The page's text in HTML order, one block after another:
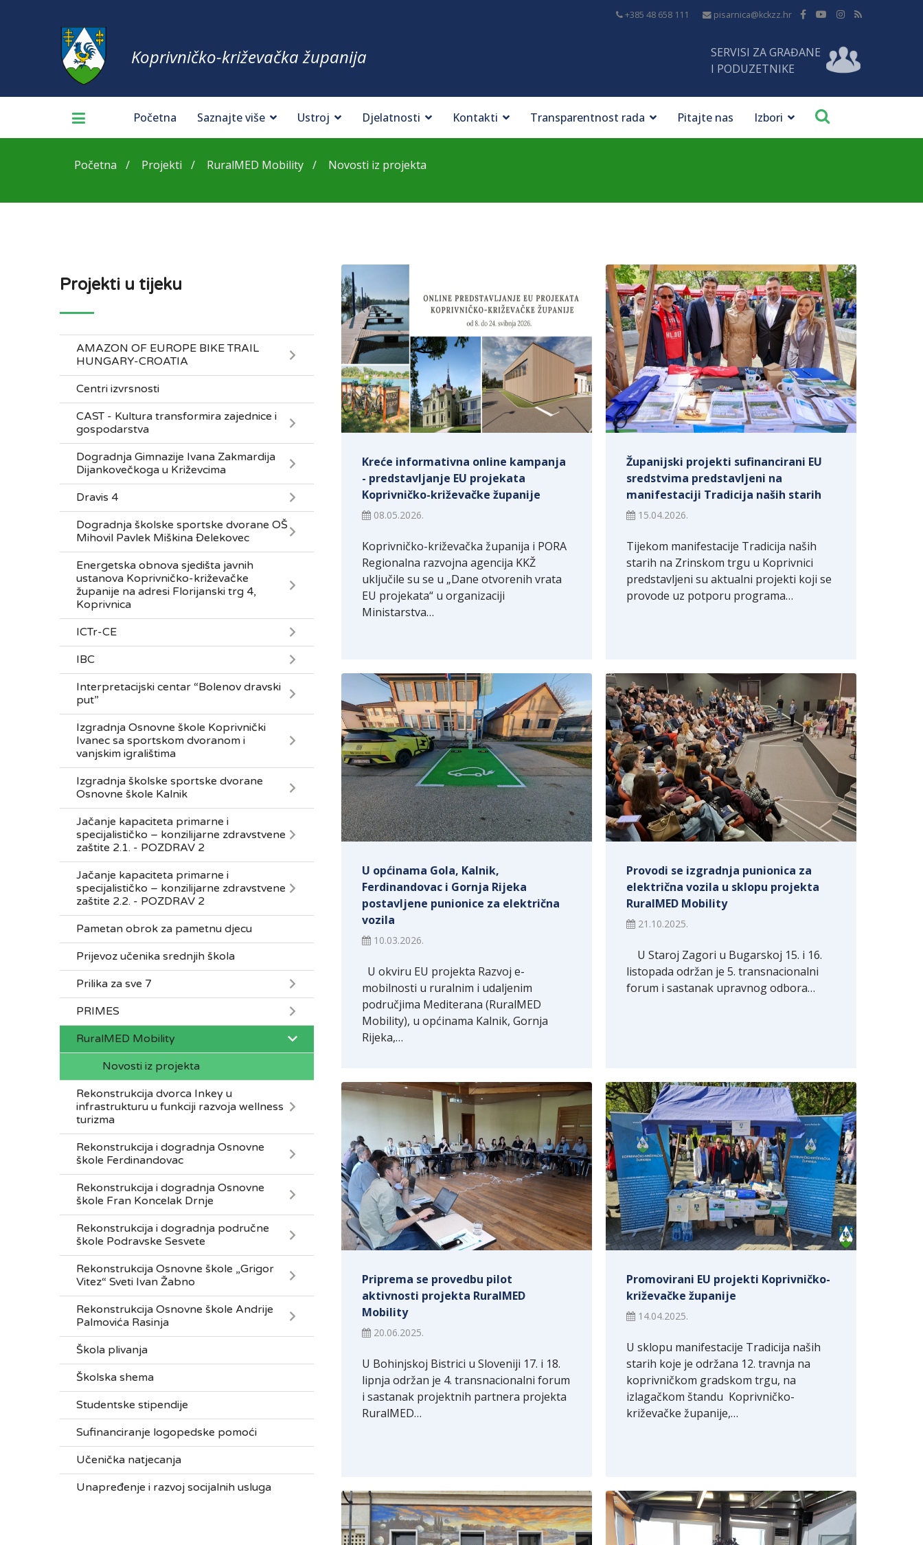
+385 48 658 111 pisarnica@kckzz.hr
Koprivničko-križevačka županija
SERVISI ZA GRAĐANE
I PODUZETNIKE
Početna Saznajte više Ustroj Djelatnosti Kontakti Transparentnost rada Pitajte nas Izbori
Početna Projekti RuralMED Mobility Novosti iz projekta
Projekti u tijeku
AMAZON OF EUROPE BIKE TRAIL
HUNGARY-CROATIA
Centri izvrsnosti
CAST - Kultura transformira zajednice i
gospodarstva
Dogradnja Gimnazije Ivana Zakmardija
Dijankovečkoga u Križevcima
Dravis 4
Dogradnja školske sportske dvorane OŠ
Mihovil Pavlek Miškina Đelekovec
Energetska obnova sjedišta javnih
ustanova Koprivničko-križevačke
županije na adresi Florijanski trg 4,
Koprivnica
ICTr-CE
IBC
Interpretacijski centar “Bolenov dravski
put”
Izgradnja Osnovne škole Koprivnički
Ivanec sa sportskom dvoranom i
vanjskim igralištima
Izgradnja školske sportske dvorane
Osnovne škole Kalnik
Jačanje kapaciteta primarne i
specijalističko – konzilijarne zdravstvene
zaštite 2.1. - POZDRAV 2
Jačanje kapaciteta primarne i
specijalističko – konzilijarne zdravstvene
zaštite 2.2. - POZDRAV 2
Pametan obrok za pametnu djecu
Prijevoz učenika srednjih škola
Prilika za sve 7
PRIMES
RuralMED Mobility
Novosti iz projekta
Rekonstrukcija dvorca Inkey u
infrastrukturu u funkciji razvoja wellness
turizma
Rekonstrukcija i dogradnja Osnovne
škole Ferdinandovac
Rekonstrukcija i dogradnja Osnovne
škole Fran Koncelak Drnje
Rekonstrukcija i dogradnja područne
škole Podravske Sesvete
Rekonstrukcija Osnovne škole „Grigor
Vitez“ Sveti Ivan Žabno
Rekonstrukcija Osnovne škole Andrije
Palmovića Rasinja
Škola plivanja
Školska shema
Studentske stipendije
Sufinanciranje logopedske pomoći
Učenička natjecanja
Unapređenje i razvoj socijalnih usluga
Kreće informativna online kampanja
- predstavljanje EU projekata
Koprivničko-križevačke županije
08.05.2026.
Koprivničko-križevačka županija i PORA
Regionalna razvojna agencija KKŽ
uključile su se u „Dane otvorenih vrata
EU projekata“ u organizaciji
Ministarstva…
Županijski projekti sufinancirani EU
sredstvima predstavljeni na
manifestaciji Tradicija naših starih
15.04.2026.
Tijekom manifestacije Tradicija naših
starih na Zrinskom trgu u Koprivnici
predstavljeni su aktualni projekti koji se
provode uz potporu programa…
U općinama Gola, Kalnik,
Ferdinandovac i Gornja Rijeka
postavljene punionice za električna
vozila
10.03.2026.
U okviru EU projekta Razvoj e-
mobilnosti u ruralnim i udaljenim
područjima Mediterana (RuralMED
Mobility), u općinama Kalnik, Gornja
Rijeka,…
Provodi se izgradnja punionica za
električna vozila u sklopu projekta
RuralMED Mobility
21.10.2025.
U Staroj Zagori u Bugarskoj 15. i 16.
listopada održan je 5. transnacionalni
forum i sastanak upravnog odbora…
Priprema se provedbu pilot
aktivnosti projekta RuralMED
Mobility
20.06.2025.
U Bohinjskoj Bistrici u Sloveniji 17. i 18.
lipnja održan je 4. transnacionalni forum
i sastanak projektnih partnera projekta
RuralMED…
Promovirani EU projekti Koprivničko-
križevačke županije
14.04.2025.
U sklopu manifestacije Tradicija naših
starih koje je održana 12. travnja na
koprivničkom gradskom trgu, na
izlagačkom štandu Koprivničko-
križevačke županije,…